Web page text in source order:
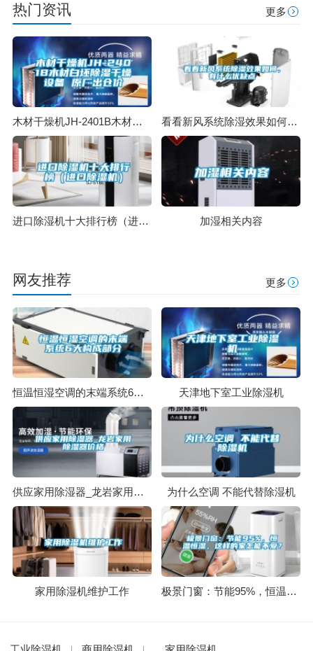
热门资讯 更多
木材干燥机JH-2401B木材白坯除湿干燥设备 原厂出仓价 看看新风系统除湿效果如何，有什么优缺点
进口除湿机十大排行榜（进口除湿机） 加湿相关内容
网友推荐 更多
恒温恒湿空调的末端系统6大构成部分 天津地下室工业除湿机
供应家用除湿器_龙岩家用除湿器价格 为什么空调 不能代替除湿机
家用除湿机维护工作 极景门窗：节能95%，恒温恒湿，这样的家怎能不爱？